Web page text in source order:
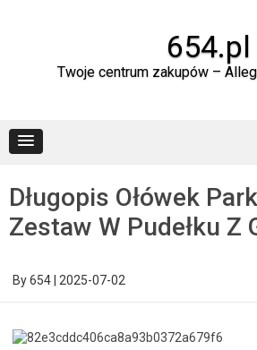
654.pl
Twoje centrum zakupów –
Długopis Ołówek
Zestaw W Pudełku Z
By654 2025-07-02